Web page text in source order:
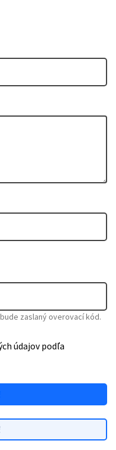
zaslaný overovací kód.
údajov podľa